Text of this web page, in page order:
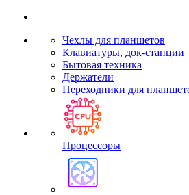
Чехлы для планшетов
Клавиатуры, док-станции
Бытовая техника
Держатели
Переходники для
Процессоры